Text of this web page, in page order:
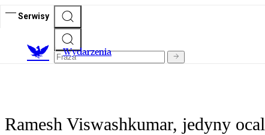
Serwisy
Wydarzenia
Ramesh Viswashkumar, jedyny